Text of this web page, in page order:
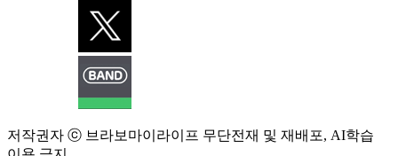
저작권자 ⓒ 브라보마이라이프 무단전재 및 재배포, AI학습